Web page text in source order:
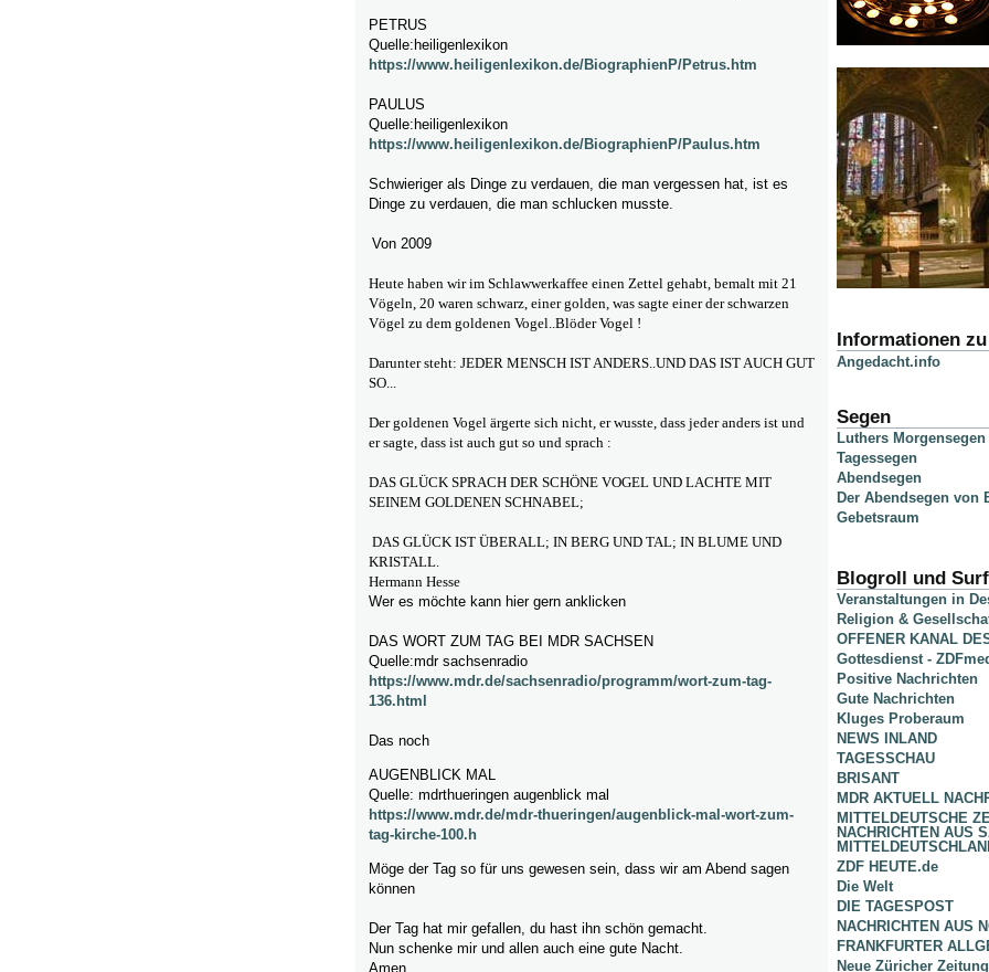
PETRUS
Quelle:heiligenlexikon
https://www.heiligenlexikon.de/BiographienP/Petrus.htm
PAULUS
Quelle:heiligenlexikon
https://www.heiligenlexikon.de/BiographienP/Paulus.htm
Schwieriger als Dinge zu verdauen, die man vergessen hat, ist es
Dinge zu verdauen, die man schlucken musste.
Von 2009
Heute haben wir im Schlawwerkaffee einen Zettel gehabt, bemalt mit 21
Vögeln, 20 waren schwarz, einer golden, was sagte einer der schwarzen
Vögel zu dem goldenen Vogel..Blöder Vogel !
Darunter steht: JEDER MENSCH IST ANDERS..UND DAS IST AUCH GUT
SO...
Der goldenen Vogel ärgerte sich nicht, er wusste, dass jeder anders ist und
er sagte, dass ist auch gut so und sprach :
DAS GLÜCK SPRACH DER SCHÖNE VOGEL UND LACHTE MIT
SEINEM GOLDENEN SCHNABEL;
DAS GLÜCK IST ÜBERALL; IN BERG UND TAL; IN BLUME UND
KRISTALL.
Hermann Hesse
Wer es möchte kann hier gern anklicken
DAS WORT ZUM TAG BEI MDR SACHSEN
Quelle:mdr sachsenradio
https://www.mdr.de/sachsenradio/programm/wort-zum-tag-
136.html
Das noch
AUGENBLICK MAL
Quelle: mdrthueringen augenblick mal
https://www.mdr.de/mdr-thueringen/augenblick-mal-wort-zum-
tag-kirche-100.h
Möge der Tag so für uns gewesen sein, dass wir am Abend sagen
können
Der Tag hat mir gefallen, du hast ihn schön gemacht.
Nun schenke mir und allen auch eine gute Nacht.
Amen
Informationen
Angedacht.info
Segen
Luthers Morgensegen
Tagessegen
Abendsegen
Der Abendsegen von
Gebetsraum
Blogroll und
Veranstaltungen in
Religion &
OFFENER KANAL
Gottesdienst -
Positive Nachrichten
Gute Nachrichten
Kluges Proberaum
NEWS INLAND
TAGESSCHAU
BRISANT
MDR AKTUELL
MITTELDEUTSCHE
NACHRICHTEN AUS
ZDF HEUTE.de
Die Welt
DIE TAGESPOST
NACHRICHTEN AUS
FRANKFURTER
Neue Züricher Zeitung